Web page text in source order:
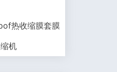
热收缩膜套膜
机